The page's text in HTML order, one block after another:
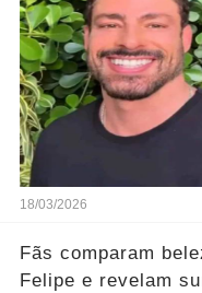
18/03/2026
Fãs comparam
Felipe e revelam